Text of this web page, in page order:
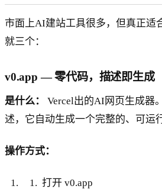
市面上AI建站工具很多，但真正适
就三个：
v0.app — 零代码，描述即生成
是什么：
Vercel出的AI网页生成器
述，它自动生成一个完整的、可运
操作方式：
打开 v0.app